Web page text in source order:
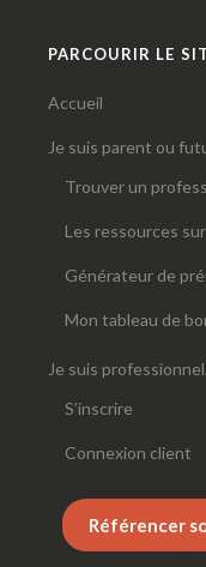
PARCOURIR LE
Accueil
Je suis parent ou
Trouver un
Les ressources
Générateur de
Mon tableau de
Je suis
S’inscrire
Connexion client
Référencer